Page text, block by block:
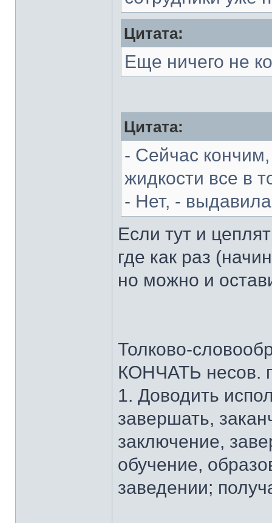
Цитата:
Еще ничего не
Цитата:
- Сейчас
жидкости все в
- Нет, -
Если тут и
где как раз
но можно и
Толково-
КОНЧАТЬ несов.
1. Доводить
завершать,
заключение,
обучение,
заведении;